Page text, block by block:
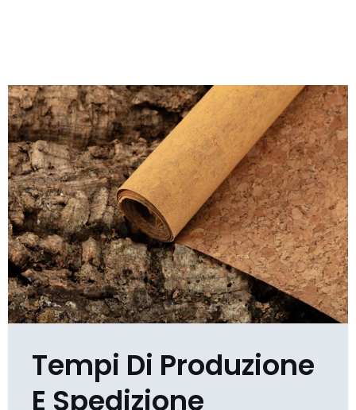
Tempi Di Produzione
E Spedizione